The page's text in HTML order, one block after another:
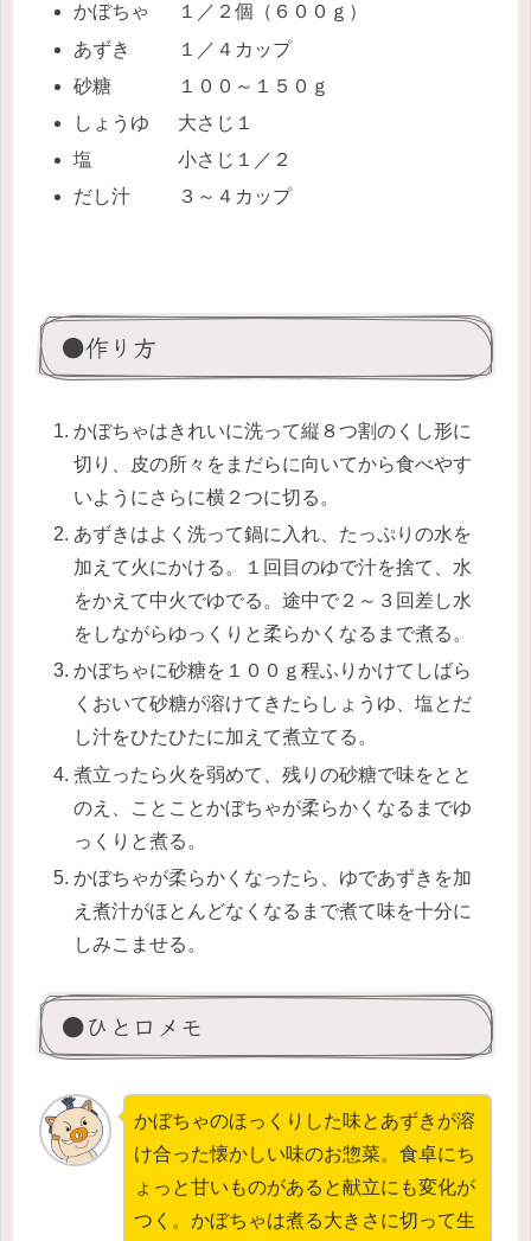
かぼちゃ １／２個（６００ｇ）
あずき １／４カップ
砂糖 １００～１５０ｇ
しょうゆ 大さじ１
塩 小さじ１／２
だし汁 ３～４カップ
●作り方
かぼちゃはきれいに洗って縦８つ割のくし形に
切り、皮の所々をまだらに向いてから食べやす
いようにさらに横２つに切る。
あずきはよく洗って鍋に入れ、たっぷりの水を
加えて火にかける。１回目のゆで汁を捨て、水
をかえて中火でゆでる。途中で２～３回差し水
をしながらゆっくりと柔らかくなるまで煮る。
かぼちゃに砂糖を１００ｇ程ふりかけてしばら
くおいて砂糖が溶けてきたらしょうゆ、塩とだ
し汁をひたひたに加えて煮立てる。
煮立ったら火を弱めて、残りの砂糖で味をとと
のえ、ことことかぼちゃが柔らかくなるまでゆ
っくりと煮る。
かぼちゃが柔らかくなったら、ゆであずきを加
え煮汁がほとんどなくなるまで煮て味を十分に
しみこませる。
●ひと口メモ
かぼちゃのほっくりした味とあずきが溶
け合った懐かしい味のお惣菜。食卓にち
ょっと甘いものがあると献立にも変化が
つく。かぼちゃは煮る大きさに切って生